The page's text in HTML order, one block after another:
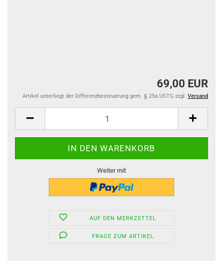
69,00 EUR
Artikel unterliegt der Differenzbesteuerung gem. § 25a USTG zzgl. Versand
Weiter mit
AUF DEN MERKZETTEL
FRAGE ZUM ARTIKEL